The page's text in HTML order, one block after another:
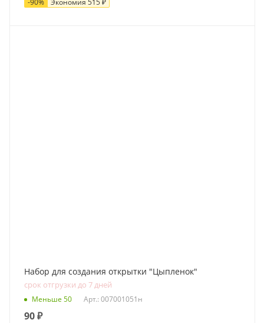
-90% Экономия 515₽
Набор для создания открытки "Цыпленок"
срок отгрузки до 7 дней
Меньше 50 Арт.: 007001051н
90₽